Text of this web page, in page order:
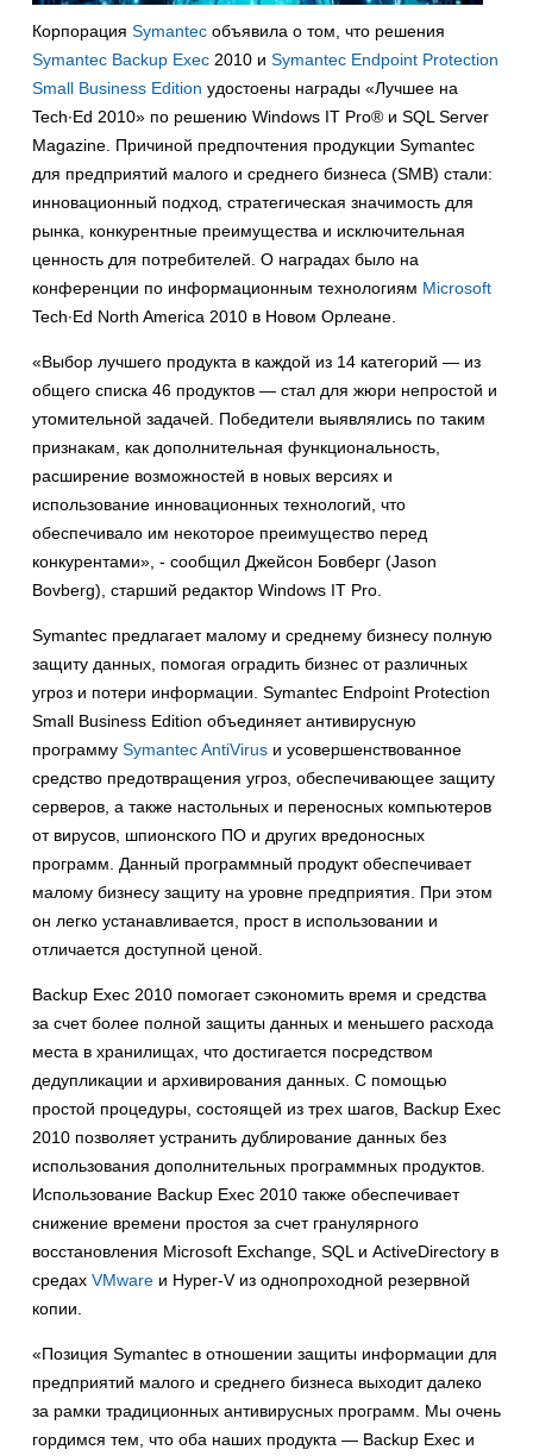
Корпорация Symantec объявила о том, что решения
Symantec Backup Exec 2010 и Symantec Endpoint Protection
Small Business Edition удостоены награды «Лучшее на
Tech∙Ed 2010» по решению Windows IT Pro® и SQL Server
Magazine. Причиной предпочтения продукции Symantec
для предприятий малого и среднего бизнеса (SMB) стали:
инновационный подход, стратегическая значимость для
рынка, конкурентные преимущества и исключительная
ценность для потребителей. О наградах было на
конференции по информационным технологиям Microsoft
Tech∙Ed North America 2010 в Новом Орлеане.
«Выбор лучшего продукта в каждой из 14 категорий — из
общего списка 46 продуктов — стал для жюри непростой и
утомительной задачей. Победители выявлялись по таким
признакам, как дополнительная функциональность,
расширение возможностей в новых версиях и
использование инновационных технологий, что
обеспечивало им некоторое преимущество перед
конкурентами», - сообщил Джейсон Бовберг (Jason
Bovberg), старший редактор Windows IT Pro.
Symantec предлагает малому и среднему бизнесу полную
защиту данных, помогая оградить бизнес от различных
угроз и потери информации. Symantec Endpoint Protection
Small Business Edition объединяет антивирусную
программу Symantec AntiVirus и усовершенствованное
средство предотвращения угроз, обеспечивающее защиту
серверов, а также настольных и переносных компьютеров
от вирусов, шпионского ПО и других вредоносных
программ. Данный программный продукт обеспечивает
малому бизнесу защиту на уровне предприятия. При этом
он легко устанавливается, прост в использовании и
отличается доступной ценой.
Backup Exec 2010 помогает сэкономить время и средства
за счет более полной защиты данных и меньшего расхода
места в хранилищах, что достигается посредством
дедупликации и архивирования данных. С помощью
простой процедуры, состоящей из трех шагов, Backup Exec
2010 позволяет устранить дублирование данных без
использования дополнительных программных продуктов.
Использование Backup Exec 2010 также обеспечивает
снижение времени простоя за счет гранулярного
восстановления Microsoft Exchange, SQL и ActiveDirectory в
средах VMware и Hyper-V из однопроходной резервной
копии.
«Позиция Symantec в отношении защиты информации для
предприятий малого и среднего бизнеса выходит далеко
за рамки традиционных антивирусных программ. Мы очень
гордимся тем, что оба наших продукта — Backup Exec и